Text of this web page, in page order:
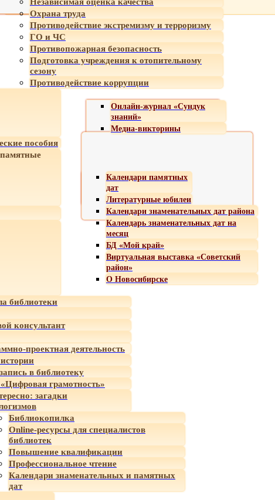
Охрана труда
Противодействие экстремизму и терроризму
ГО и ЧС
Противопожарная безопасность
Подготовка учреждения к отопительному
сезону
Противодействие коррупции
Онлайн-журнал «Сундук
знаний»
Медиа-викторины
пособия
Календари памятных
дат
Литературные юбилеи
Календари знаменательных дат района
Календарь знаменательных дат на
месяц
БД «Мой край»
Виртуальная выставка «Советский
район»
О Новосибирске
библиотеки
консультант
проектная деятельность
в библиотеку
грамотность»
загадки
Библиокопилка
Online-ресурсы для специалистов
библиотек
Повышение квалификации
Профессиональное чтение
Календари знаменательных и памятных
дат